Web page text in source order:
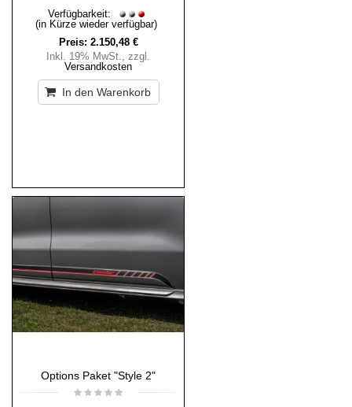
Verfügbarkeit:
(in Kürze wieder verfügbar)
Preis: 2.150,48 €
Inkl. 19% MwSt., zzgl.
Versandkosten
In den Warenkorb
Options Paket "Style 2"